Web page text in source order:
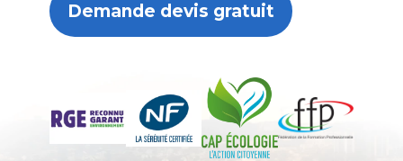
Demande devis gratuit